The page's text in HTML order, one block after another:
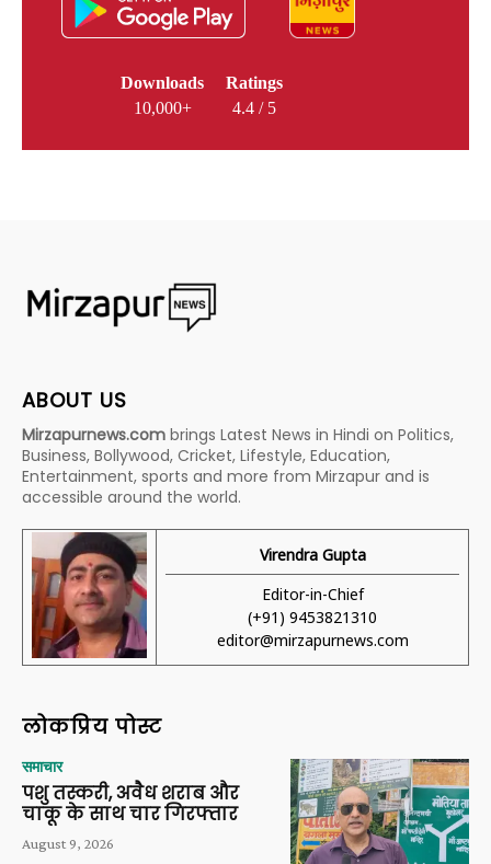
Downloads
10,000+
Ratings
4.4 / 5
ABOUT US
Mirzapurnews.com brings Latest News in Hindi on Politics,
Business, Bollywood, Cricket, Lifestyle, Education,
Entertainment, sports and more from Mirzapur and is
accessible around the world.
Virendra Gupta
Editor-in-Chief
(+91) 9453821310
editor@mirzapurnews.com
लोकप्रिय पोस्ट
समाचार
पशु तस्करी, अवैध शराब और
चाकू के साथ चार गिरफ्तार
August 9, 2026